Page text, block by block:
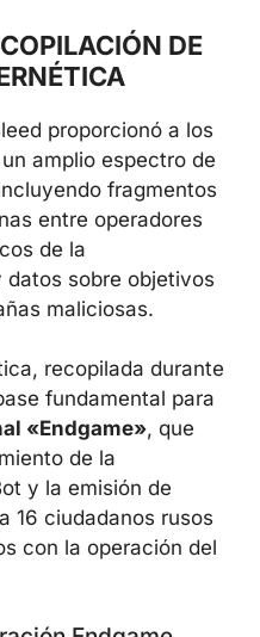
DE
proporcionó a los
amplio espectro de
fragmentos
entre operadores
de la
sobre objetivos
maliciosas.
recopilada durante
fundamental para
«Endgame», que
de la
y la emisión de
16 ciudadanos rusos
con la operación del